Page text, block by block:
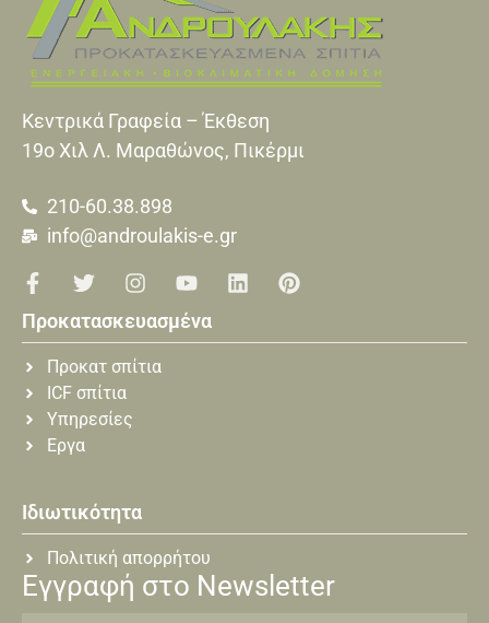
Κεντρικά Γραφεία – Έκθεση
19o Xιλ Λ. Μαραθώνος, Πικέρμι
210-60.38.898
info@androulakis-e.gr
Προκατασκευασμένα
Προκατ σπίτια
ICF σπίτια
Υπηρεσίες
Εργα
Ιδιωτικότητα
Πολιτική απορρήτου
Εγγραφή στο Newsletter